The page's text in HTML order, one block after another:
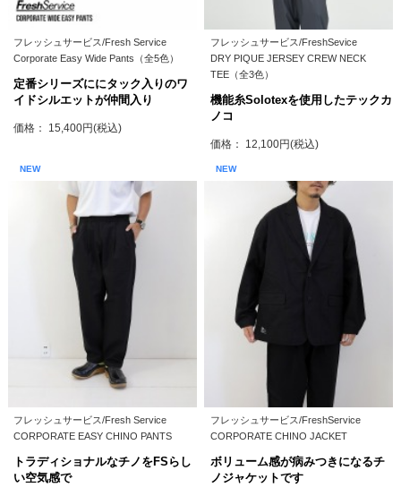
フレッシュサービス/Fresh Service
Corporate Easy Wide Pants（全5色）
定番シリーズににタック入りのワ
イドシルエットが仲間入り
価格： 15,400円(税込)
フレッシュサービス/FreshSevice
DRY PIQUE JERSEY CREW NECK
TEE（全3色）
機能糸Solotexを使用したテックカ
ノコ
価格： 12,100円(税込)
NEW
フレッシュサービス/Fresh Service
CORPORATE EASY CHINO PANTS
トラディショナルなチノをFSらし
い空気感で
NEW
フレッシュサービス/FreshService
CORPORATE CHINO JACKET
ボリューム感が病みつきになるチ
ノジャケットです